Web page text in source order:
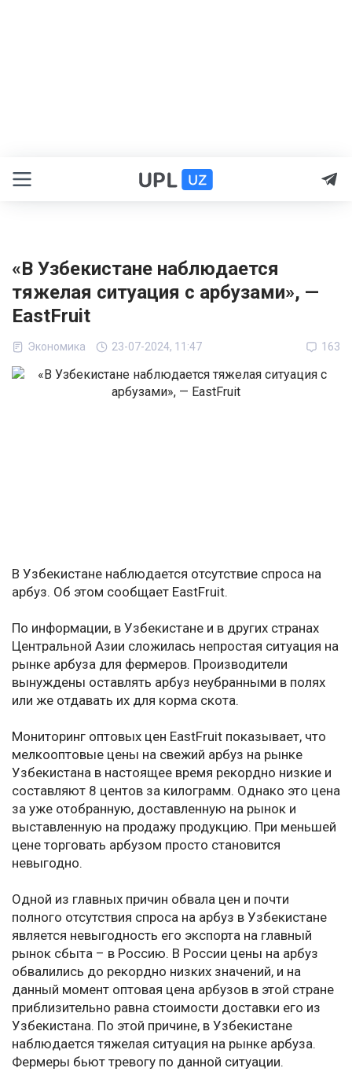
«В Узбекистане наблюдается
тяжелая ситуация с арбузами», —
EastFruit
Экономика 23-07-2024, 11:47 163
В Узбекистане наблюдается отсутствие спроса на
арбуз. Об этом сообщает EastFruit.
По информации, в Узбекистане и в других странах
Центральной Азии сложилась непростая ситуация на
рынке арбуза для фермеров. Производители
вынуждены оставлять арбуз неубранными в полях
или же отдавать их для корма скота.
Мониторинг оптовых цен EastFruit показывает, что
мелкооптовые цены на свежий арбуз на рынке
Узбекистана в настоящее время рекордно низкие и
составляют 8 центов за килограмм. Однако это цена
за уже отобранную, доставленную на рынок и
выставленную на продажу продукцию. При меньшей
цене торговать арбузом просто становится
невыгодно.
Одной из главных причин обвала цен и почти
полного отсутствия спроса на арбуз в Узбекистане
является невыгодность его экспорта на главный
рынок сбыта – в Россию. В России цены на арбуз
обвалились до рекордно низких значений, и на
данный момент оптовая цена арбузов в этой стране
приблизительно равна стоимости доставки его из
Узбекистана. По этой причине, в Узбекистане
наблюдается тяжелая ситуация на рынке арбуза.
Фермеры бьют тревогу по данной ситуации.